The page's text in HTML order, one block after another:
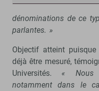
dénominations de ce
parlantes. »
Objectif atteint puisque
déjà être mesuré,
Universités. « Nous
notamment dans le